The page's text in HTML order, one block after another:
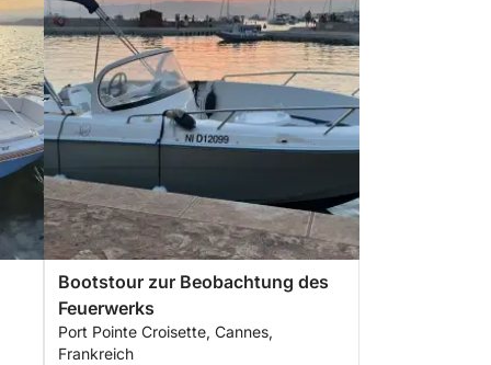
Bootstour zur Beobachtung des
Feuerwerks
Port Pointe Croisette, Cannes,
Frankreich